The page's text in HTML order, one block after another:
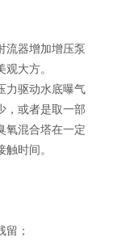
流器增加增压泵
大方。
力驱动水底曝气
，或者是取一部
氧混合塔在一定
时间。
；